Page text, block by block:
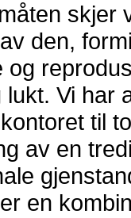
skjer
den,
og
lukt. Vi har
til
av en
en